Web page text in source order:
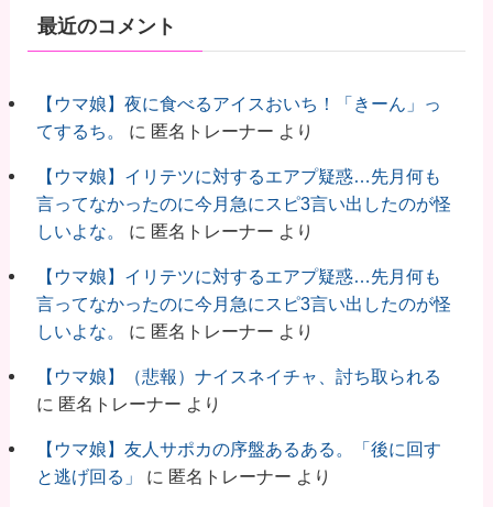
最近のコメント
【ウマ娘】夜に食べるアイスおいち！「きーん」っ
てするち。
に 匿名トレーナー より
【ウマ娘】イリテツに対するエアプ疑惑…先月何も
言ってなかったのに今月急にスピ3言い出したのが怪
しいよな。
に 匿名トレーナー より
【ウマ娘】イリテツに対するエアプ疑惑…先月何も
言ってなかったのに今月急にスピ3言い出したのが怪
しいよな。
に 匿名トレーナー より
【ウマ娘】（悲報）ナイスネイチャ、討ち取られる
に 匿名トレーナー より
【ウマ娘】友人サポカの序盤あるある。「後に回す
と逃げ回る」
に 匿名トレーナー より